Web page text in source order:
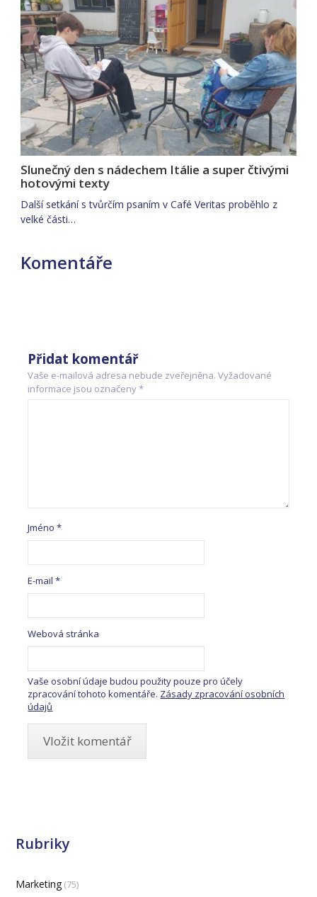
Slunečný den s nádechem Itálie a super čtivými
hotovými texty
Další setkání s tvůrčím psaním v Café Veritas proběhlo z
velké části…
Komentáře
Přidat komentář
Vaše e-mailová adresa nebude zveřejněna. Vyžadované
informace jsou označeny*
Jméno*
E-mail*
Webová stránka
Vaše osobní údaje budou použity pouze pro účely
zpracování tohoto komentáře. Zásady zpracování osobních
údajů
Rubriky
Marketing (75)